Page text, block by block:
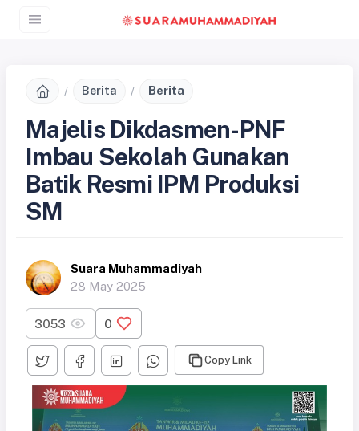
Berita Berita
Majelis Dikdasmen-PNF
Imbau Sekolah Gunakan
Batik Resmi IPM Produksi
SM
Suara Muhammadiyah
28 May 2025
3053 0
Copy Link